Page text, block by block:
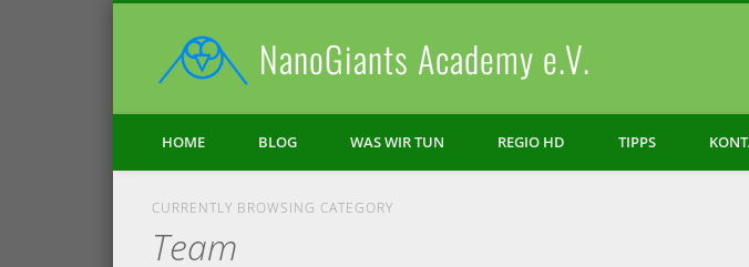
NanoGiants Academy e.V.
FacebookVimeo
HOME BLOG WAS WIR TUN REGIO HD TIPPS
CURRENTLY BROWSING CATEGORY
Team